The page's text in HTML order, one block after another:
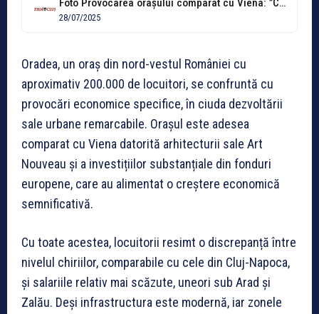
Foto Provocarea orașului comparat cu Viena: ”Chirii ca în Cluj-Napoca, salarii mai...
28/07/2025
Oradea, un oraș din nord-vestul României cu
aproximativ 200.000 de locuitori, se confruntă cu
provocări economice specifice, în ciuda dezvoltării
sale urbane remarcabile. Orașul este adesea
comparat cu Viena datorită arhitecturii sale Art
Nouveau și a investițiilor substanțiale din fonduri
europene, care au alimentat o creștere economică
semnificativă.
Cu toate acestea, locuitorii resimt o discrepanță între
nivelul chiriilor, comparabile cu cele din Cluj-Napoca,
și salariile relativ mai scăzute, uneori sub Arad și
Zalău. Deși infrastructura este modernă, iar zonele